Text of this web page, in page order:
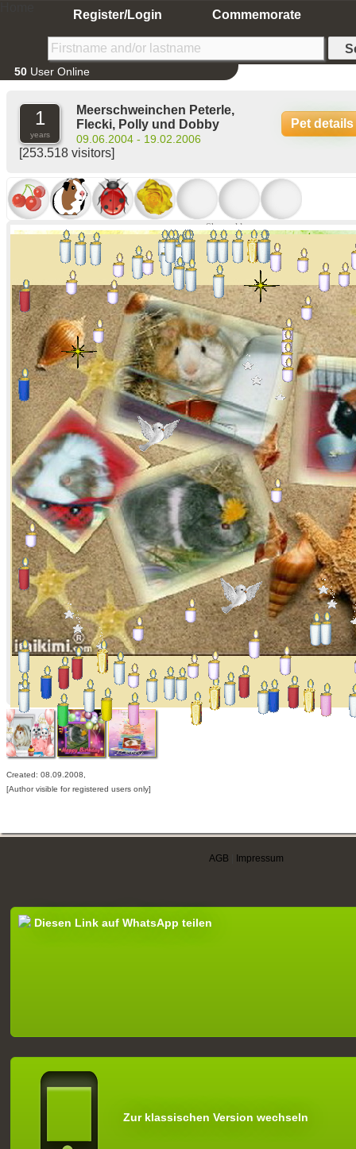
Register/Login Commemorate
50 User Online
1
years
Meerschweinchen Peterle,
Flecki, Polly und Dobby
09.06.2004 - 19.02.2006
[253.518 visitors]
Pet details
Show older
Created: 08.09.2008,
[Author visible for registered users only]
AGB Impressum
Diesen Link auf WhatsApp teilen
Zur klassischen Version wechseln